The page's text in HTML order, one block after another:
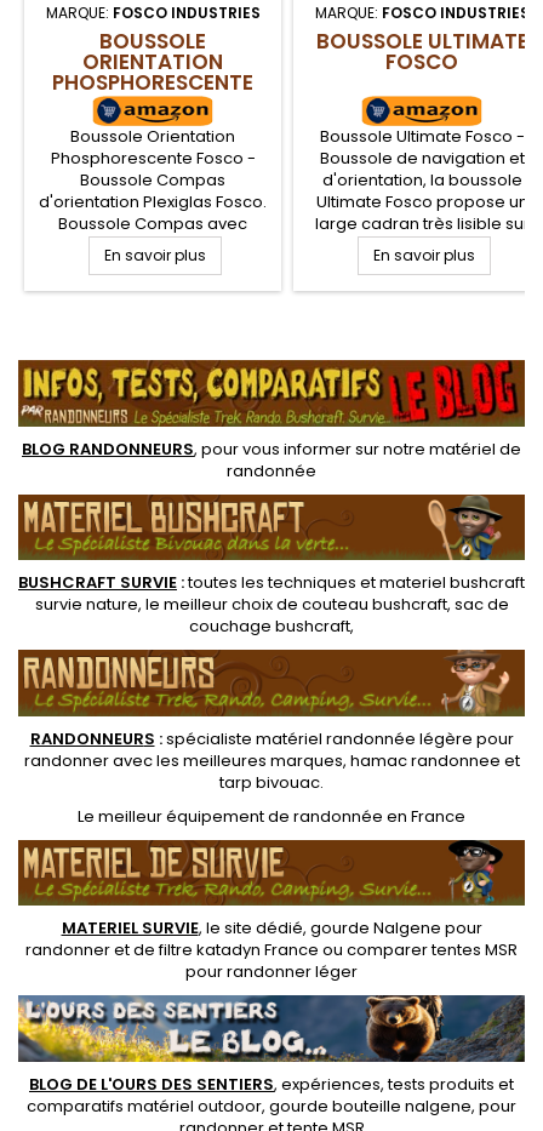
MARQUE: FOSCO INDUSTRIES
BOUSSOLE
ORIENTATION
PHOSPHORESCENTE
FOSCO
Boussole Orientation
Phosphorescente Fosco -
Boussole Compas
d'orientation Plexiglas Fosco.
Boussole Compas avec
graduations 2, 10 et 20
degrés. Échelles de mesures
au 25.000ème, 50.000ème et
Cadran phosphorescent
pour une meilleure visibilité
en lumière faible.
En savoir plus
MARQUE: FOSCO INDUSTRIES
BOUSSOLE ULTIMATE
FOSCO
Boussole Ultimate Fosco -
Boussole de navigation et
d'orientation, la boussole
Ultimate Fosco propose un
large cadran très lisible sur
bain d'huile. Boussole
militaire de relèvement,
boîtier métal kaki avec lentille
boîtier, niveau à bulle.
En savoir plus
BLOG RANDONNEURS, pour vous informer sur notre matériel de
randonnée
BUSHCRAFT SURVIE :toutes les techniques etmateriel bushcraft
survie nature, le meilleur choix de couteau bushcraft, sac de
couchage bushcraft,
RANDONNEURS :spécialiste matériel randonnée légère pour
randonner avec les meilleures marques, hamac randonnee et
tarp bivouac.
Le meilleur équipement de randonnée en France
MATERIEL SURVIE, le site dédié, gourde Nalgene pour
randonneret defiltre katadyn France ou comparer tentes MSR
pour randonner léger
BLOG DE L'OURS DES SENTIERS, expériences, tests produits et
comparatifs matériel outdoor, gourde bouteille nalgene, pour